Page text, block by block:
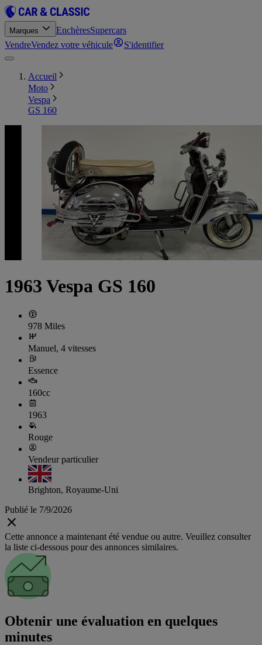
Marques EnchèresSupercars
VendreVendez votre véhicule S'identifier
Accueil
Moto
Vespa
GS 160
1963 Vespa GS 160
978 Miles
Manuel, 4 vitesses
Essence
160cc
1963
Rouge
Vendeur particulier
Brighton, Royaume-Uni
Publié le 7/9/2026
Cette annonce a maintenant été vendue ou autre. Veuillez consulter
la liste ci-dessous pour des annonces similaires.
Obtenir une évaluation en quelques
minutes